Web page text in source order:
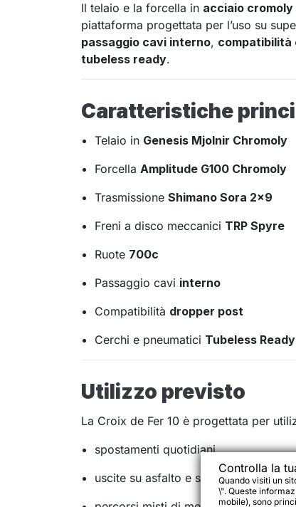
Il telaio e la forcella in acciaio cromoly
piattaforma progettata per l’uso su
passaggio cavi interno, compatibilità
tubeless ready.
Caratteristiche
Telaio in Genesis Mjolnir Chromoly
ForcellaAmplitude G100 Chromoly
TrasmissioneShimano Sora 2×9
Freni a disco meccanici TRP Spyre
Ruote 700c
Passaggio cavi interno
Compatibilità dropper post
Cerchi e pneumatici Tubeless Ready
Utilizzo previsto
La Croix de Fer 10 è progettata per
spostamenti quotidiani
uscite su asfalto e sterrato
Controlla la
Quando visiti un
\". Queste
mobile), sono